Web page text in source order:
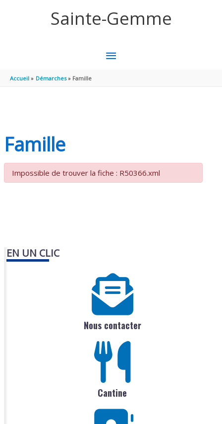
Sainte-Gemme
MENU
Accueil Démarches Famille
Famille
Impossible de trouver la fiche : R50366.xml
EN UN CLIC
Nous contacter
Cantine